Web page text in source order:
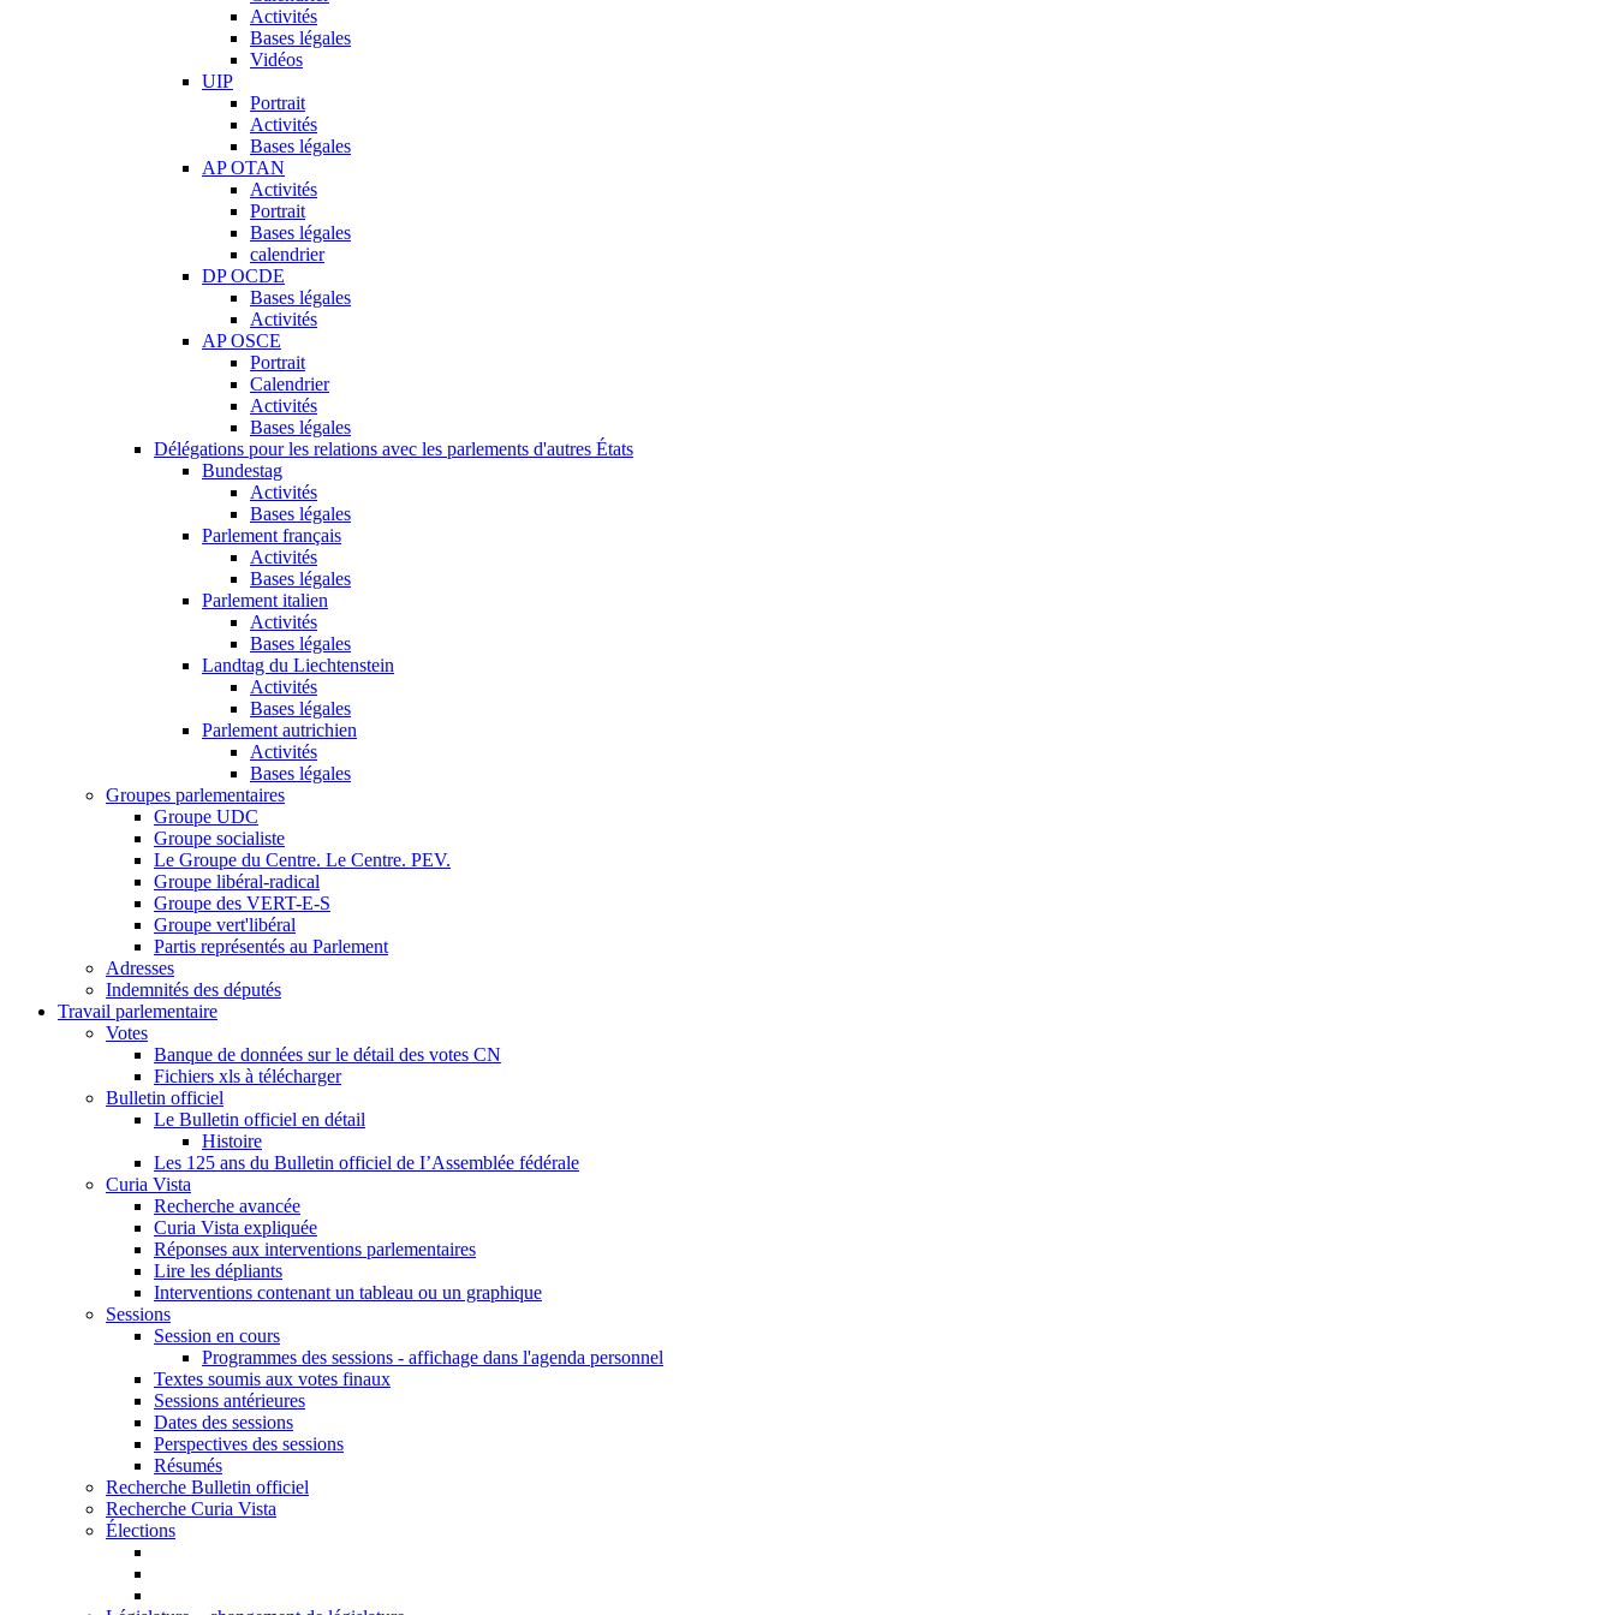
Activités
Bases légales
Vidéos
UIP
Portrait
Activités
Bases légales
AP OTAN
Activités
Portrait
Bases légales
calendrier
DP OCDE
Bases légales
Activités
AP OSCE
Portrait
Calendrier
Activités
Bases légales
Délégations pour les relations avec les parlements d'autres États
Bundestag
Activités
Bases légales
Parlement français
Activités
Bases légales
Parlement italien
Activités
Bases légales
Landtag du Liechtenstein
Activités
Bases légales
Parlement autrichien
Activités
Bases légales
Groupes parlementaires
Groupe UDC
Groupe socialiste
Le Groupe du Centre. Le Centre. PEV.
Groupe libéral-radical
Groupe des VERT-E-S
Groupe vert'libéral
Partis représentés au Parlement
Adresses
Indemnités des députés
Travail parlementaire
Votes
Banque de données sur le détail des votes CN
Fichiers xls à télécharger
Bulletin officiel
Le Bulletin officiel en détail
Histoire
Les 125 ans du Bulletin officiel de I’Assemblée fédérale
Curia Vista
Recherche avancée
Curia Vista expliquée
Réponses aux interventions parlementaires
Lire les dépliants
Interventions contenant un tableau ou un graphique
Sessions
Session en cours
Programmes des sessions - affichage dans l'agenda personnel
Textes soumis aux votes finaux
Sessions antérieures
Dates des sessions
Perspectives des sessions
Résumés
Recherche Bulletin officiel
Recherche Curia Vista
Élections